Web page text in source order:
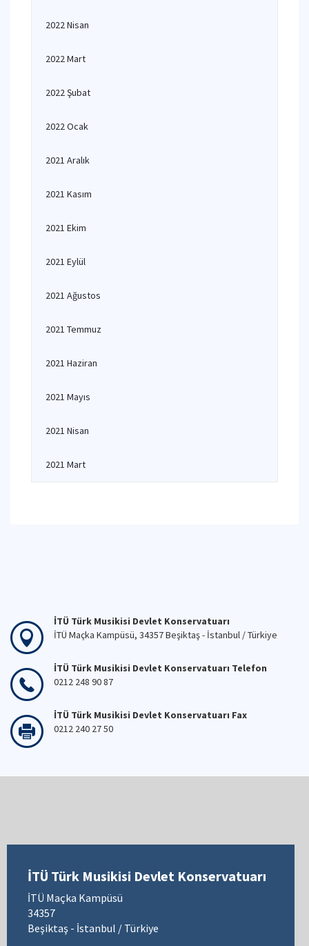
2022 Nisan
2022 Mart
2022 Şubat
2022 Ocak
2021 Aralık
2021 Kasım
2021 Ekim
2021 Eylül
2021 Ağustos
2021 Temmuz
2021 Haziran
2021 Mayıs
2021 Nisan
2021 Mart
İTÜ Türk Musikisi Devlet Konservatuarı
İTÜ Maçka Kampüsü, 34357 Beşiktaş - İstanbul / Türkiye
İTÜ Türk Musikisi Devlet Konservatuarı Telefon
0212 248 90 87
İTÜ Türk Musikisi Devlet Konservatuarı Fax
0212 240 27 50
İTÜ Türk Musikisi Devlet Konservatuarı
İTÜ Maçka Kampüsü
34357
Beşiktaş - İstanbul / Türkiye